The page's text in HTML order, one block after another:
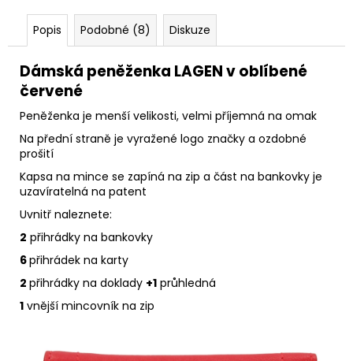
Popis Podobné (8) Diskuze
Dámská peněženka LAGEN v oblíbené
červené
Peněženka je menší velikosti, velmi příjemná na omak
Na přední straně je vyražené logo značky a ozdobné
prošití
Kapsa na mince se zapíná na zip a část na bankovky je
uzavíratelná na patent
Uvnitř naleznete:
2 přihrádky na bankovky
6přihrádek na karty
2 přihrádky na doklady +1 průhledná
1 vnější mincovník na zip